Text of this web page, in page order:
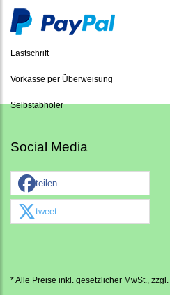
Lastschrift
Vorkasse per Überweisung
Selbstabholer
Social Media
teilen
tweet
* Alle Preise inkl. gesetzlicher MwSt., zzgl.